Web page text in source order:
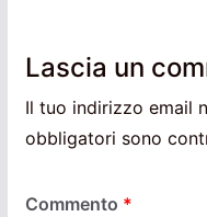
Lascia un
Il tuo indirizzo email
obbligatori sono
Commento *